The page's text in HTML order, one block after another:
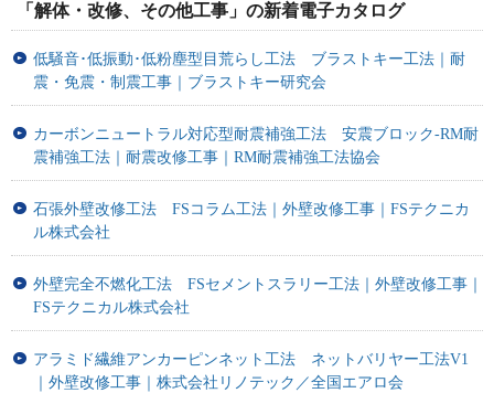
「解体・改修、その他工事」の新着電子カタログ
低騒音･低振動･低粉塵型目荒らし工法 ブラストキー工法｜耐
震・免震・制震工事｜ブラストキー研究会
カーボンニュートラル対応型耐震補強工法 安震ブロック-RM耐
震補強工法｜耐震改修工事｜RM耐震補強工法協会
石張外壁改修工法 FSコラム工法｜外壁改修工事｜FSテクニカ
ル株式会社
外壁完全不燃化工法 FSセメントスラリー工法｜外壁改修工事｜
FSテクニカル株式会社
アラミド繊維アンカーピンネット工法 ネットバリヤー工法V1
｜外壁改修工事｜株式会社リノテック／全国エアロ会